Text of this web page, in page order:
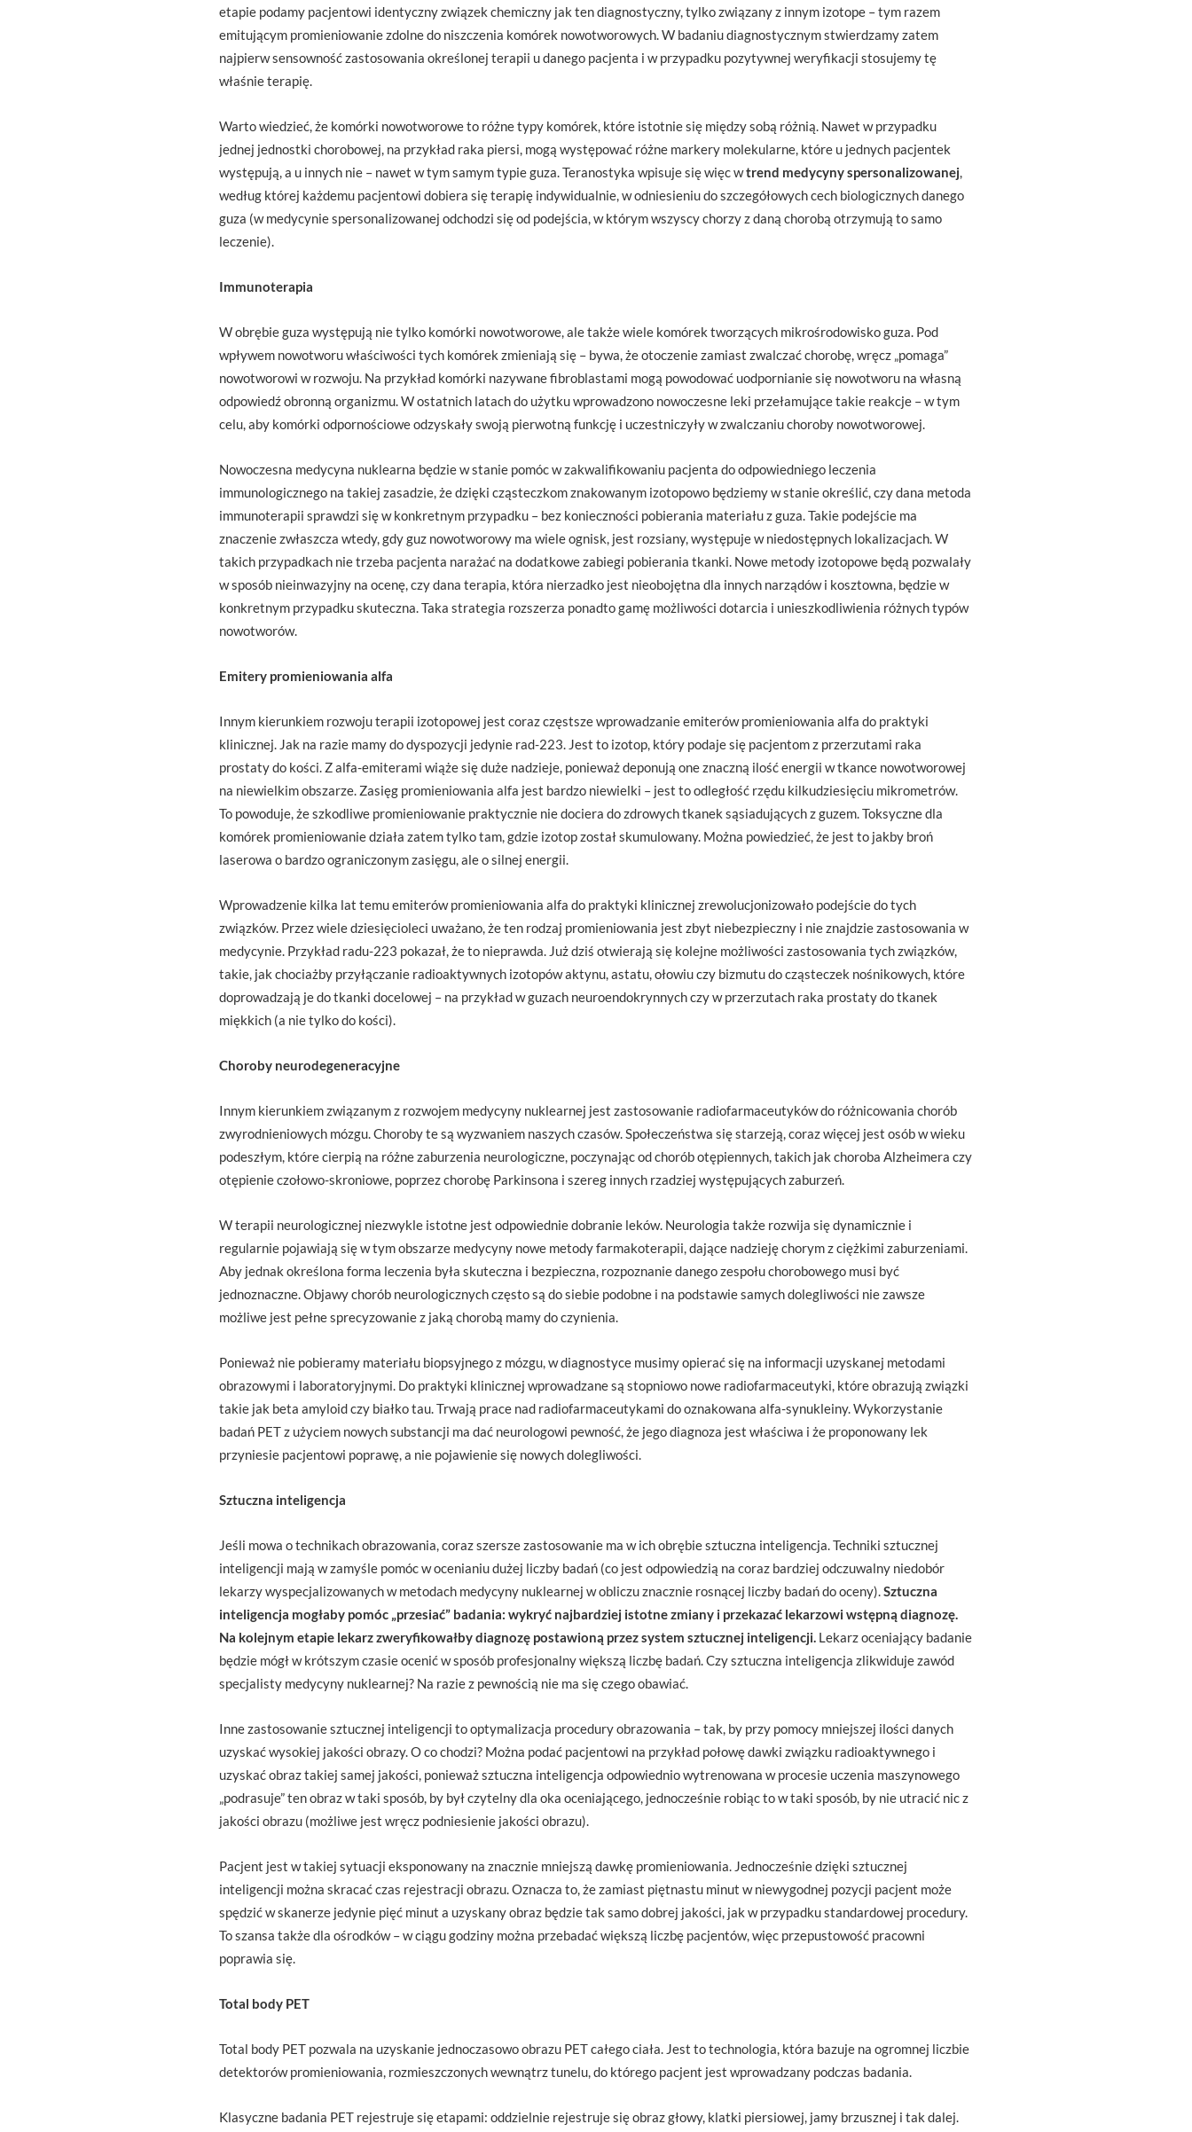
etapie podamy pacjentowi identyczny związek chemiczny jak ten diagnostyczny, tylko związany z innym izotope – tym razem
emitującym promieniowanie zdolne do niszczenia komórek nowotworowych. W badaniu diagnostycznym stwierdzamy zatem
najpierw sensowność zastosowania określonej terapii u danego pacjenta i w przypadku pozytywnej weryfikacji stosujemy tę
właśnie terapię.
Warto wiedzieć, że komórki nowotworowe to różne typy komórek, które istotnie się między sobą różnią. Nawet w przypadku
jednej jednostki chorobowej, na przykład raka piersi, mogą występować różne markery molekularne, które u jednych pacjentek
występują, a u innych nie – nawet w tym samym typie guza. Teranostyka wpisuje się więc wtrend medycyny spersonalizowanej,
według której każdemu pacjentowi dobiera się terapię indywidualnie, w odniesieniu do szczegółowych cech biologicznych danego
guza (w medycynie spersonalizowanej odchodzi się od podejścia, w którym wszyscy chorzy z daną chorobą otrzymują to samo
leczenie).
Immunoterapia
W obrębie guza występują nie tylko komórki nowotworowe, ale także wiele komórek tworzących mikrośrodowisko guza. Pod
wpływem nowotworu właściwości tych komórek zmieniają się – bywa, że otoczenie zamiast zwalczać chorobę, wręcz „pomaga”
nowotworowi w rozwoju. Na przykład komórki nazywane fibroblastami mogą powodować uodpornianie się nowotworu na własną
odpowiedź obronną organizmu. W ostatnich latach do użytku wprowadzono nowoczesne leki przełamujące takie reakcje – w tym
celu, aby komórki odpornościowe odzyskały swoją pierwotną funkcję i uczestniczyły w zwalczaniu choroby nowotworowej.
Nowoczesna medycyna nuklearna będzie w stanie pomóc w zakwalifikowaniu pacjenta do odpowiedniego leczenia
immunologicznego na takiej zasadzie, że dzięki cząsteczkom znakowanym izotopowo będziemy w stanie określić, czy dana metoda
immunoterapii sprawdzi się w konkretnym przypadku – bez konieczności pobierania materiału z guza. Takie podejście ma
znaczenie zwłaszcza wtedy, gdy guz nowotworowy ma wiele ognisk, jest rozsiany, występuje w niedostępnych lokalizacjach. W
takich przypadkach nie trzeba pacjenta narażać na dodatkowe zabiegi pobierania tkanki. Nowe metody izotopowe będą pozwalały
w sposób nieinwazyjny na ocenę, czy dana terapia, która nierzadko jest nieobojętna dla innych narządów i kosztowna, będzie w
konkretnym przypadku skuteczna. Taka strategia rozszerza ponadto gamę możliwości dotarcia i unieszkodliwienia różnych typów
nowotworów.
Emitery promieniowania alfa
Innym kierunkiem rozwoju terapii izotopowej jest coraz częstsze wprowadzanie emiterów promieniowania alfa do praktyki
klinicznej. Jak na razie mamy do dyspozycji jedynie rad-223. Jest to izotop, który podaje się pacjentom z przerzutami raka
prostaty do kości. Z alfa-emiterami wiąże się duże nadzieje, ponieważ deponują one znaczną ilość energii w tkance nowotworowej
na niewielkim obszarze. Zasięg promieniowania alfa jest bardzo niewielki – jest to odległość rzędu kilkudziesięciu mikrometrów.
To powoduje, że szkodliwe promieniowanie praktycznie nie dociera do zdrowych tkanek sąsiadujących z guzem. Toksyczne dla
komórek promieniowanie działa zatem tylko tam, gdzie izotop został skumulowany. Można powiedzieć, że jest to jakby broń
laserowa o bardzo ograniczonym zasięgu, ale o silnej energii.
Wprowadzenie kilka lat temu emiterów promieniowania alfa do praktyki klinicznej zrewolucjonizowało podejście do tych
związków. Przez wiele dziesięcioleci uważano, że ten rodzaj promieniowania jest zbyt niebezpieczny i nie znajdzie zastosowania w
medycynie. Przykład radu-223 pokazał, że to nieprawda. Już dziś otwierają się kolejne możliwości zastosowania tych związków,
takie, jak chociażby przyłączanie radioaktywnych izotopów aktynu, astatu, ołowiu czy bizmutu do cząsteczek nośnikowych, które
doprowadzają je do tkanki docelowej – na przykład w guzach neuroendokrynnych czy w przerzutach raka prostaty do tkanek
miękkich (a nie tylko do kości).
Choroby neurodegeneracyjne
Innym kierunkiem związanym z rozwojem medycyny nuklearnej jest zastosowanie radiofarmaceutyków do różnicowania chorób
zwyrodnieniowych mózgu. Choroby te są wyzwaniem naszych czasów. Społeczeństwa się starzeją, coraz więcej jest osób w wieku
podeszłym, które cierpią na różne zaburzenia neurologiczne, poczynając od chorób otępiennych, takich jak choroba Alzheimera czy
otępienie czołowo-skroniowe, poprzez chorobę Parkinsona i szereg innych rzadziej występujących zaburzeń.
W terapii neurologicznej niezwykle istotne jest odpowiednie dobranie leków. Neurologia także rozwija się dynamicznie i
regularnie pojawiają się w tym obszarze medycyny nowe metody farmakoterapii, dające nadzieję chorym z ciężkimi zaburzeniami.
Aby jednak określona forma leczenia była skuteczna i bezpieczna, rozpoznanie danego zespołu chorobowego musi być
jednoznaczne. Objawy chorób neurologicznych często są do siebie podobne i na podstawie samych dolegliwości nie zawsze
możliwe jest pełne sprecyzowanie z jaką chorobą mamy do czynienia.
Ponieważ nie pobieramy materiału biopsyjnego z mózgu, w diagnostyce musimy opierać się na informacji uzyskanej metodami
obrazowymi i laboratoryjnymi. Do praktyki klinicznej wprowadzane są stopniowo nowe radiofarmaceutyki, które obrazują związki
takie jak beta amyloid czy białko tau. Trwają prace nad radiofarmaceutykami do oznakowana alfa-synukleiny. Wykorzystanie
badań PET z użyciem nowych substancji ma dać neurologowi pewność, że jego diagnoza jest właściwa i że proponowany lek
przyniesie pacjentowi poprawę, a nie pojawienie się nowych dolegliwości.
Sztuczna inteligencja
Jeśli mowa o technikach obrazowania, coraz szersze zastosowanie ma w ich obrębie sztuczna inteligencja. Techniki sztucznej
inteligencji mają w zamyśle pomóc w ocenianiu dużej liczby badań (co jest odpowiedzią na coraz bardziej odczuwalny niedobór
lekarzy wyspecjalizowanych w metodach medycyny nuklearnej w obliczu znacznie rosnącej liczby badań do oceny).Sztuczna
inteligencja mogłaby pomóc „przesiać” badania: wykryć najbardziej istotne zmiany i przekazać lekarzowi wstępną diagnozę.
Na kolejnym etapie lekarz zweryfikowałby diagnozę postawioną przez system sztucznej inteligencji. Lekarz oceniający badanie
będzie mógł w krótszym czasie ocenić w sposób profesjonalny większą liczbę badań. Czy sztuczna inteligencja zlikwiduje zawód
specjalisty medycyny nuklearnej? Na razie z pewnością nie ma się czego obawiać.
Inne zastosowanie sztucznej inteligencji to optymalizacja procedury obrazowania – tak, by przy pomocy mniejszej ilości danych
uzyskać wysokiej jakości obrazy. O co chodzi? Można podać pacjentowi na przykład połowę dawki związku radioaktywnego i
uzyskać obraz takiej samej jakości, ponieważ sztuczna inteligencja odpowiednio wytrenowana w procesie uczenia maszynowego
„podrasuje” ten obraz w taki sposób, by był czytelny dla oka oceniającego, jednocześnie robiąc to w taki sposób, by nie utracić nic z
jakości obrazu (możliwe jest wręcz podniesienie jakości obrazu).
Pacjent jest w takiej sytuacji eksponowany na znacznie mniejszą dawkę promieniowania. Jednocześnie dzięki sztucznej
inteligencji można skracać czas rejestracji obrazu. Oznacza to, że zamiast piętnastu minut w niewygodnej pozycji pacjent może
spędzić w skanerze jedynie pięć minut a uzyskany obraz będzie tak samo dobrej jakości, jak w przypadku standardowej procedury.
To szansa także dla ośrodków – w ciągu godziny można przebadać większą liczbę pacjentów, więc przepustowość pracowni
poprawia się.
Total body PET
Total body PET pozwala na uzyskanie jednoczasowo obrazu PET całego ciała. Jest to technologia, która bazuje na ogromnej liczbie
detektorów promieniowania, rozmieszczonych wewnątrz tunelu, do którego pacjent jest wprowadzany podczas badania.
Klasyczne badania PET rejestruje się etapami: oddzielnie rejestruje się obraz głowy, klatki piersiowej, jamy brzusznej i tak dalej.